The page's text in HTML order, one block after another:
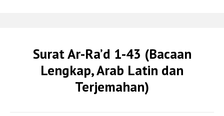
Surat Ar-Ra’d 1-43 (Bacaan
Lengkap, Arab Latin dan
Terjemahan)